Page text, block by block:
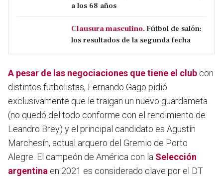
a los 68 años
Clausura masculino. Fútbol de salón:
los resultados de la segunda fecha
A pesar de las negociaciones que tiene el club con
distintos futbolistas, Fernando Gago pidió
exclusivamente que le traigan un nuevo guardameta
(no quedó del todo conforme con el rendimiento de
Leandro Brey) y el principal candidato es Agustín
Marchesín, actual arquero del Gremio de Porto
Alegre. El campeón de América con la Selección
argentina en 2021 es considerado clave por el DT